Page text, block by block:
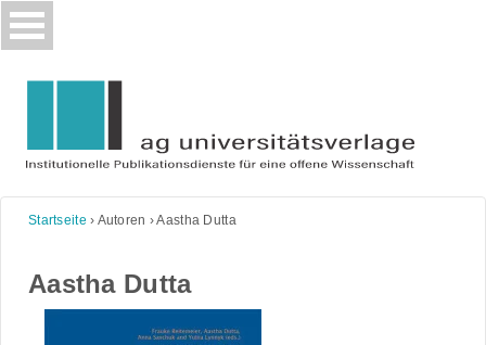
Skip
to
Startseite › Autoren ›Aastha Dutta
Aastha Dutta